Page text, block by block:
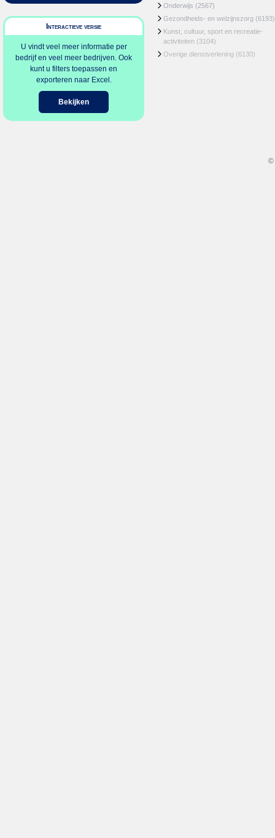
Interactieve versie
U vindt veel meer informatie per
bedrijf en veel meer bedrijven. Ook
kunt u filters toepassen en
exporteren naar Excel.
Bekijken
Onderwijs (2567)
Gezondheids- en welzijnszorg (6193)
Kunst, cultuur, sport en recreatie-
activiteiten (3104)
Overige dienstverlening (6130)
©